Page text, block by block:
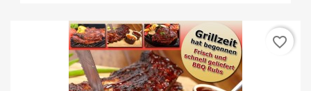
favorite_border